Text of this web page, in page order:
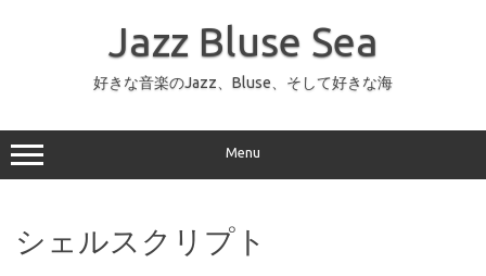
ッ
プ
Jazz Bluse Sea
好きな音楽のJazz、Bluse、そして好きな海
Menu
シェルスクリプト